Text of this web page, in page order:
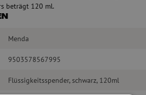
beträgt 120 ml.
Menda
9503578567995
Flüssigkeitsspender, schwarz, 120ml